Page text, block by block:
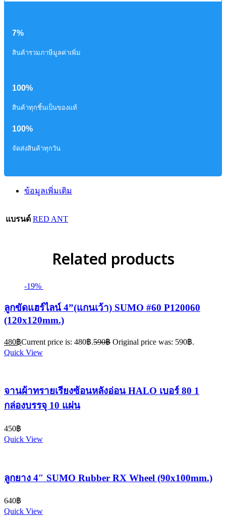
7%
สินค้ารวมภาษีมูลค่าเพิ่ม
100%
สินค้าทุกชิ้นเป็นของแท้
100%
จัดส่งสินค้าทุกวัน
ข้อมูลเพิ่มเติม
แบรนด์ RED ANT
Related products
-19%
ลูกขัดแฮร์ไลน์ 4”(แกนเว้า) SUMO #60 P120060
(120x120mm.)
480฿Current price is: 480฿.590฿ Original price was: 590฿.
Quick View
จานผ้าทรายเรียงซ้อนหลังอ่อน HALO เบอร์ 80 1
กล่องบรรจุ 10 แผ่น
450฿
Quick View
ลูกยาง 4″ SUMO Rubber RX Wheel (90x100mm.)
640฿
Quick View